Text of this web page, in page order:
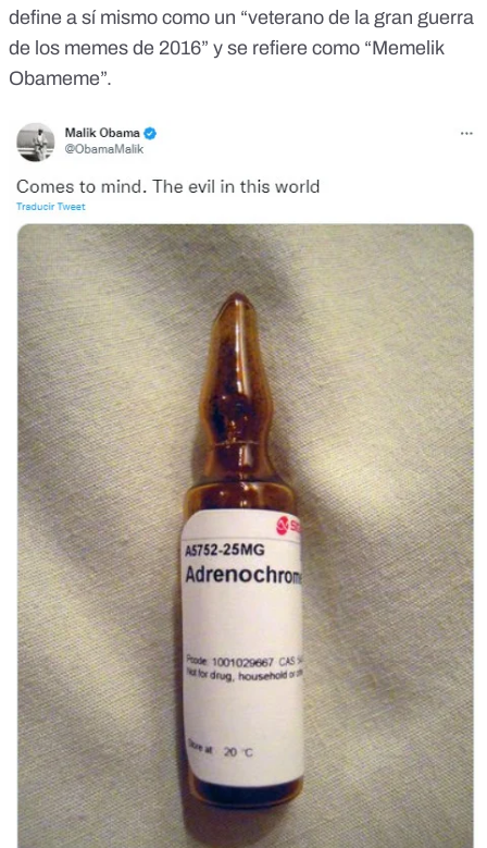
define a sí mismo como un “veterano de la gran guerra
de los memes de 2016” y se refiere como “Memelik
Obameme”.